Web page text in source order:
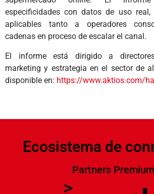
especificidades con datos de uso
aplicables tanto a operadores
cadenas en proceso de escalar el canal.
El informe está dirigido a
marketing y estrategia en el sector de
disponible en: https://www.aktios.com/
Ecosistema de
Partners Premium